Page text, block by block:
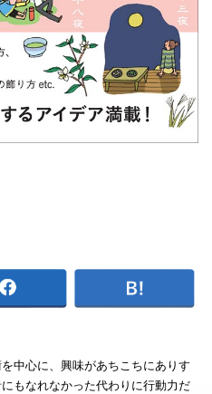
中心に、興味があちこちにありす
もなれなかった代わりに行動力だ